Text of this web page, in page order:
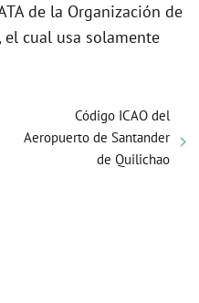
de la Organización de
cual usa solamente
Código ICAO del
Aeropuerto de Santander
de Quilichao